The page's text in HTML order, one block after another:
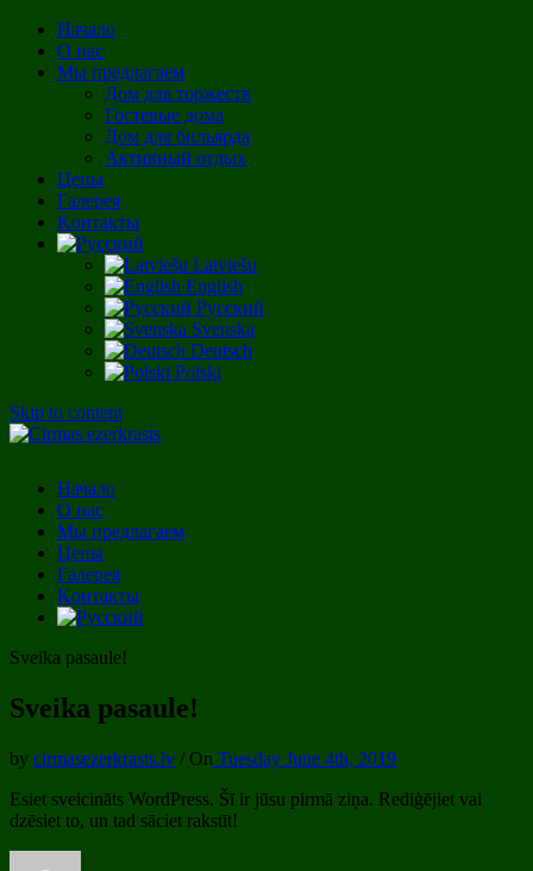
Начало
О нас
Мы предлагаем
Дом для торжеств
Гостевые дома
Дом для бильярда
Активный отдых
Цены
Галерея
Kонтакты
Latviešu
English
Русский
Svenska
Deutsch
Polski
Skip to content
Начало
О нас
Мы предлагаем
Цены
Галерея
Kонтакты
Sveika pasaule!
Sveika pasaule!
by cirmasezerkrasts.lv / On Tuesday June 4th, 2019
Esiet sveicināts WordPress. Šī ir jūsu pirmā ziņa. Rediģējiet vai
dzēsiet to, un tad sāciet rakstīt!